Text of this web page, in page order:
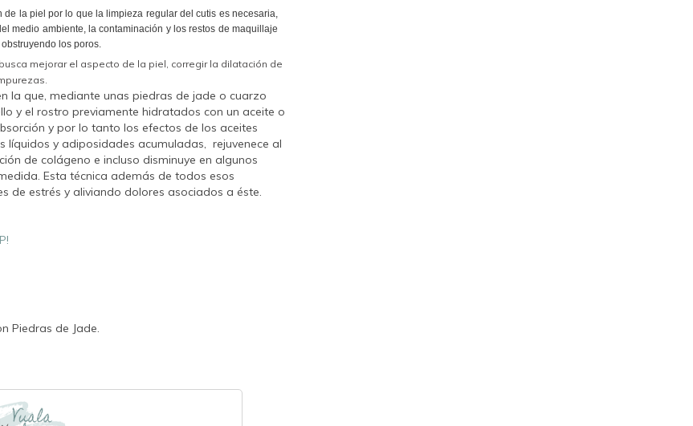
la piel por lo que la limpieza regular del cutis es necesaria,
medio ambiente, la contaminación y los restos de maquillaje
los poros.
mejorar el aspecto de la piel, corregir la dilatación de
la que, mediante unas piedras de jade o cuarzo
y el rostro previamente hidratados con un aceite o
y por lo tanto los efectos de los aceites
líquidos y adiposidades acumuladas, rejuvenece al
de colágeno e incluso disminuye en algunos
Esta técnica además de todos esos
de estrés y aliviando dolores asociados a éste.
Piedras de Jade.